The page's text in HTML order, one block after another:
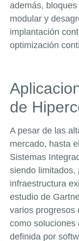
además,
modular y
implantación
optimización
de
A pesar de las
mercado, hasta
Sistemas
siendo limitados,
infraestructura
estudio de
varios progresos
como soluciones
definida por